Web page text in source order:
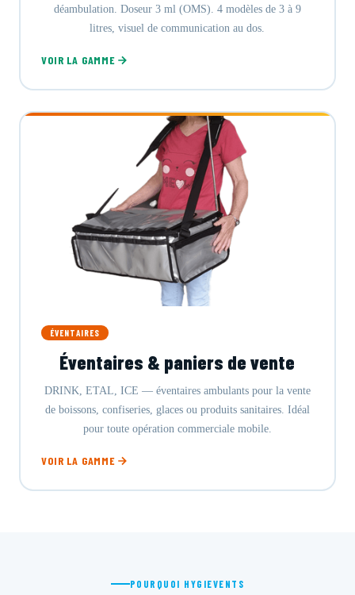
déambulation. Doseur 3 ml (OMS). 4 modèles de 3 à 9
litres, visuel de communication au dos.
VOIR LA GAMME
ÉVENTAIRES
Éventaires & paniers de vente
DRINK, ETAL, ICE — éventaires ambulants pour la vente
de boissons, confiseries, glaces ou produits sanitaires. Idéal
pour toute opération commerciale mobile.
VOIR LA GAMME
POURQUOI HYGIEVENTS